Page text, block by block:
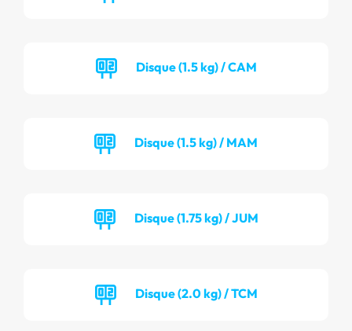
Disque (1.5 kg) / CAM
Disque (1.5 kg) / MAM
Disque (1.75 kg) / JUM
Disque (2.0 kg) / TCM